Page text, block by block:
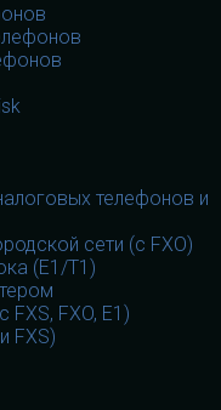
телефонов и
сети (с FXO)
(E1/T1)
FXO, E1)
FXS)